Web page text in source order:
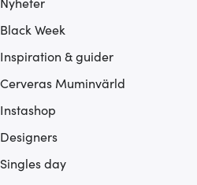
Black Week
Inspiration & guider
Cerveras Muminvärld
Instashop
Designers
Singles day